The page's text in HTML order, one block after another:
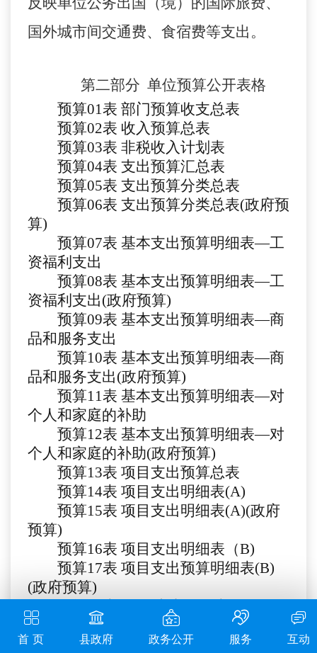
首 页 县政府 政务公开 服务 互动
国外城市间交通费、食宿费等支出。
第二部分 单位预算公开表格
预算01表 部门预算收支总表
预算02表 收入预算总表
预算03表 非税收入计划表
预算04表 支出预算汇总表
预算05表 支出预算分类总表
预算06表 支出预算分类总表(政府预
算)
预算07表 基本支出预算明细表—工
资福利支出
预算08表 基本支出预算明细表—工
资福利支出(政府预算)
预算09表 基本支出预算明细表—商
品和服务支出
预算10表 基本支出预算明细表—商
品和服务支出(政府预算)
预算11表 基本支出预算明细表—对
个人和家庭的补助
预算12表 基本支出预算明细表—对
个人和家庭的补助(政府预算)
预算13表 项目支出预算总表
预算14表 项目支出明细表(A)
预算1 5表 项目支出明细表(A)(政府
预算)
预算1 6表 项目支出明细表（B)
预算1 7表 项目支出预算明细表(B)
(政府预算)
项目支出明细表（C)
19表 项目支出明细表（C)(政府
预算)